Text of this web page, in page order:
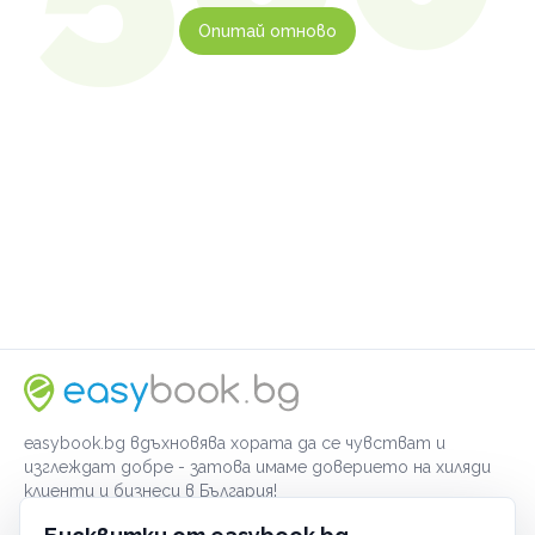
Опитай отново
easybook.bg вдъхновява хората да се чувстват и
изглеждат добре - затова имаме доверието на хиляди
клиенти и бизнеси в България!